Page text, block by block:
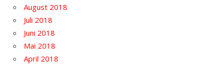
August 2018
Juli 2018
Juni 2018
Mai 2018
April 2018